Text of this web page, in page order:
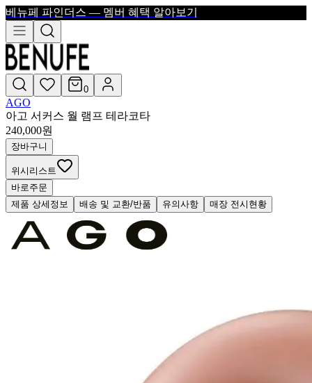
베뉴페 파인더스 — 멤버 혜택 알아보기
0
AGO
아고 서커스 월 램프 테라코타
240,000원
장바구니
위시리스트
바로주문
제품 상세정보
배송 및 교환/반품 유의사항 매장 전시현황